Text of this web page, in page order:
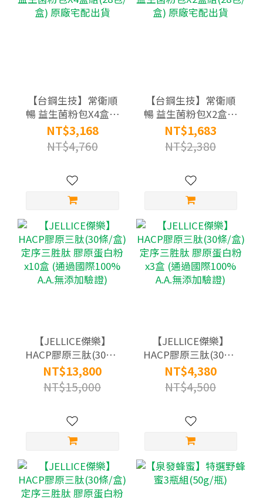
【台鋼生技】常衛順
暢 益生菌粉包X4盒組
(28包/盒) 原廠宅配出
貨
NT$3,168
NT$4,760
【台鋼生技】常衛順
暢 益生菌粉包X2盒組
(28包/盒) 原廠宅配出
貨
NT$1,683
NT$2,380
【JELLICE傑樂】
HACP膠原三肽(30條/
盒) 定序三胜肽 膠原
蛋白粉x10盒 (通過國
際100% A.A.無添加驗
NT$13,800
NT$15,000
【JELLICE傑樂】
HACP膠原三肽(30條/
盒) 定序三胜肽 膠原
蛋白粉x3盒 (通過國際
100% A.A.無添加驗證)
NT$4,380
NT$4,500